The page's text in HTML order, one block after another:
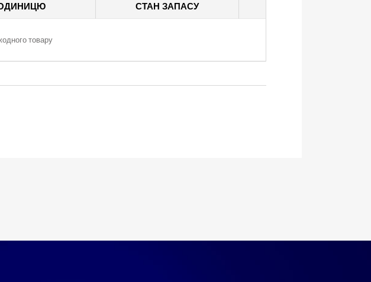
СТАН ЗАПАСУ
товару